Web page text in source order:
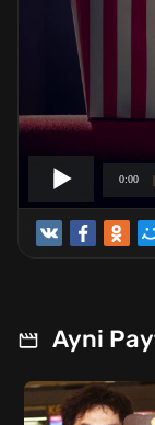
Ayni